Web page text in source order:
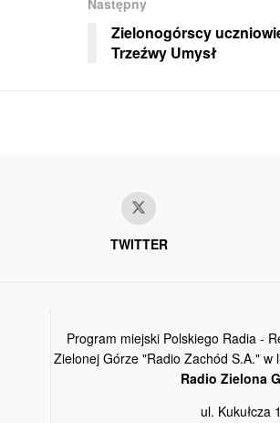
Zielonogórscy
Trzeźwy Umysł
TWITTER
Program miejski Polskiego Radia -
Zielonej Górze "Radio Zachód S.A." w
Radio Zielona
ul. Kukułcza 1